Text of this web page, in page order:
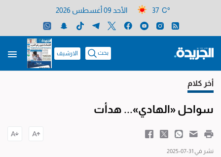
37 C° الأحد 09 أغسطس 2026
بحث الارشيف
أخر كلام
سواحل «الهادي»... هدأت
نشر في 31-07-2025